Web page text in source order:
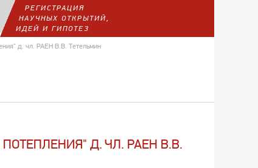
РЕГИСТРАЦИЯ
НАУЧНЫХ ОТКРЫТИЙ,
ИДЕЙ И ГИПОТЕЗ
д. чл. РАЕН В.В. Тетельмин
Д. ЧЛ. РАЕН В.В.